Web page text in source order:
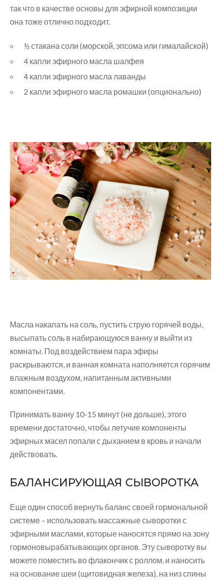
так что в качестве основы для эфирной композиции
она тоже отлично подходит.
½ стакана соли (морской, эпсома или гималайской)
4 капли эфирного масла шалфея
4 капли эфирного масла лаванды
2 капли эфирного масла ромашки (опционально)
Масла накапать на соль, пустить струю горячей воды,
высыпать соль в набирающуюся ванну и выйти из
комнаты. Под воздействием пара эфиры
раскрываются, и ванная комната наполняется горячим
влажным воздухом, напитанным активными
компонентами.
Принимать ванну 10-15 минут (не дольше), этого
времени достаточно, чтобы летучие компоненты
эфирных масел попали с дыханием в кровь и начали
действовать.
БАЛАНСИРУЮЩАЯ СЫВОРОТКА
Еще один способ вернуть баланс своей гормональной
системе – использовать массажные сыворотки с
эфирными маслами, которые наносятся прямо на зону
гормоновырабатывающих органов. Эту сыворотку вы
можете поместить во флакончик с роллом, и наносить
на основание шеи (щитовидная железа), на низ спины